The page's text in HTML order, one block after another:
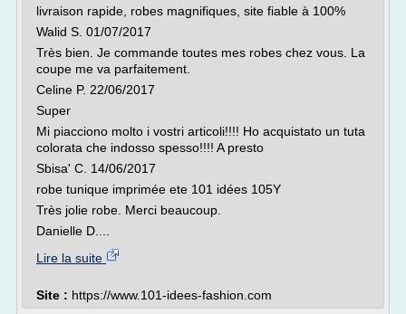
livraison rapide, robes magnifiques, site fiable à 100%
Walid S. 01/07/2017
Très bien. Je commande toutes mes robes chez vous. La
coupe me va parfaitement.
Celine P. 22/06/2017
Super
Mi piacciono molto i vostri articoli!!!! Ho acquistato un tuta
colorata che indosso spesso!!!! A presto
Sbisa' C. 14/06/2017
robe tunique imprimée ete 101 idées 105Y
Très jolie robe. Merci beaucoup.
Danielle D....
Lire la suite
Site : https://www.101-idees-fashion.com